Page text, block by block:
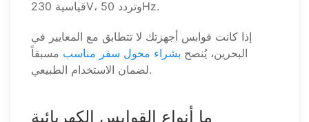
قياسية 230V، وتردد 50Hz.
إذا كانت قوابس أجهزتك لا تتطابق مع المعايير في
البحرين، يُنصح بشراء محول سفر مناسب مسبقاً
لضمان الاستخدام الطبيعي.
ما أنواع القوابس الكهربائية